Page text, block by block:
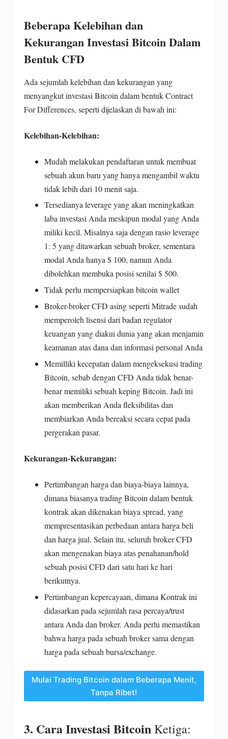
Beberapa Kelebihan dan
Kekurangan Investasi Bitcoin Dalam
Bentuk CFD
Ada sejumlah kelebihan dan kekurangan yang
menyangkut investasi Bitcoin dalam bentuk Contract
For Differences, seperti dijelaskan di bawah ini:
Kelebihan-Kelebihan:
Mudah melakukan pendaftaran untuk membuat
sebuah akun baru yang hanya mengambil waktu
tidak lebih dari 10 menit saja.
Tersedianya leverage yang akan meningkatkan
laba investasi Anda meskipun modal yang Anda
miliki kecil. Misalnya saja dengan rasio leverage
1: 5 yang ditawarkan sebuah broker, sementara
modal Anda hanya $ 100, namun Anda
dibolehkan membuka posisi senilai $ 500.
Tidak perlu mempersiapkan bitcoin wallet
Broker-broker CFD asing seperti Mitrade sudah
memperoleh lisensi dari badan regulator
keuangan yang diakui dunia yang akan menjamin
keamanan atas dana dan informasi personal Anda
Memilliki kecepatan dalam mengeksekusi trading
Bitcoin, sebab dengan CFD Anda tidak benar-
benar memiliki sebuah keping Bitcoin. Jadi ini
akan memberikan Anda fleksibilitas dan
membiarkan Anda bereaksi secara cepat pada
pergerakan pasar.
Kekurangan-Kekurangan:
Pertimbangan harga dan biaya-biaya lainnya,
dimana biasanya trading Bitcoin dalam bentuk
kontrak akan dikenakan biaya spread, yang
mempresentasikan perbedaan antara harga beli
dan harga jual. Selain itu, seluruh broker CFD
akan mengenakan biaya atas penahanan/hold
sebuah posisi CFD dari satu hari ke hari
berikutnya.
Pertimbangan kepercayaan, dimana Kontrak ini
didasarkan pada sejumlah rasa percaya/trust
antara Anda dan broker. Anda perlu memastikan
bahwa harga pada sebuah broker sama dengan
harga pada sebuah bursa/exchange.
Mulai Trading Bitcoin dalam Beberapa Menit,
Tanpa Ribet!
3. Cara Investasi Bitcoin Ketiga: